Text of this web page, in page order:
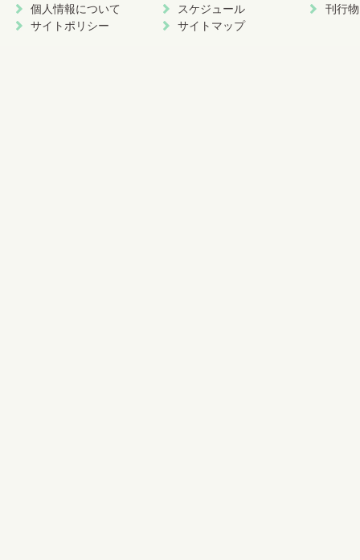
個人情報について スケジュール
刊行物
サイトポリシー
サイトマップ